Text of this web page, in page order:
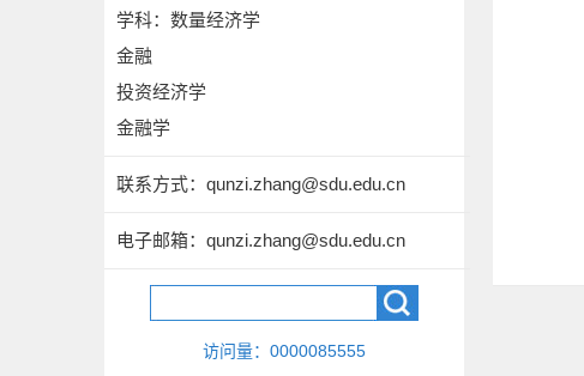
学科：数量经济学
金融
投资经济学
金融学
联系方式： qunzi.zhang@sdu.edu.cn
电子邮箱： qunzi.zhang@sdu.edu.cn
访问量： 0000085555